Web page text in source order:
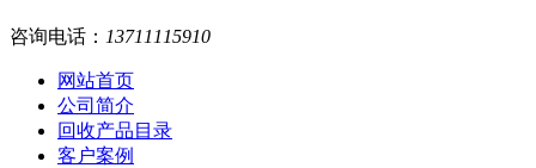
咨询电话： 13711115910
网站首页
公司简介
回收产品目录
客户案例